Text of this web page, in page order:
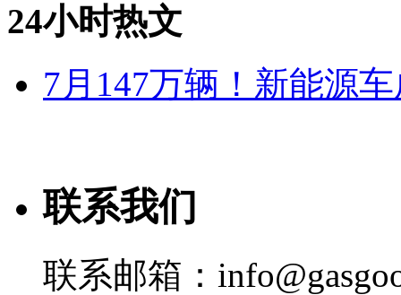
24小时热文
7月147万辆！新能源
联系我们
联系邮箱：